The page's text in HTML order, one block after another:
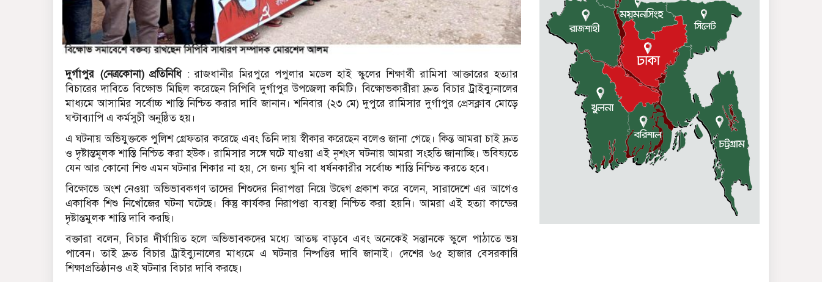
দুর্গাপুর (নেত্রকোনা) প্রতিনিধি: রাজধানীর মিরপুরে পপুলার মডেল হাই স্কুলের শিক্ষার্থী রামিসা আক্তারের হত্যার
বিচারের দাবিতে বিক্ষোভ মিছিল করেছেন সিপিবি দুর্গাপুর উপজেলা কমিটি। বিক্ষোভকারীরা দ্রুত বিচার ট্রাইব্যুনালের
মাধ্যমে আসামির সর্বোচ্চ শাস্তি নিশ্চিত করার দাবি জানান। শনিবার (২৩ মে) দুপুরে রামিসার দুর্গাপুর প্রেসক্লাব মোড়ে
ঘন্টাব্যাপি এ কর্মসুচী অনুষ্ঠিত হয়।
এ ঘটনায় অভিযুক্তকে পুলিশ গ্রেফতার করেছে এবং তিনি দায় স্বীকার করেছেন বলেও জানা গেছে। কিন্ত আমরা চাই দ্রুত
ও দৃষ্টান্তমূলক শাস্তি নিশ্চিত করা হউক। রামিসার সঙ্গে ঘটে যাওয়া এই নৃশংস ঘটনায় আমরা সংহতি জানাচ্ছি। ভবিষ্যতে
যেন আর কোনো শিশু এমন ঘটনার শিকার না হয়, সে জন্য খুনি বা ধর্ষনকারীর সর্বোচ্চ শাস্তি নিশ্চিত করতে হবে।
বিক্ষোভে অংশ নেওয়া অভিভাবকগণ তাদের শিশুদের নিরাপত্তা নিয়ে উদ্বেগ প্রকাশ করে বলেন, সারাদেশে এর আগেও
একাধিক শিশু নিখোঁজের ঘটনা ঘটেছে। কিন্তু কার্যকর নিরাপত্তা ব্যবস্থা নিশ্চিত করা হয়নি। আমরা এই হত্যা কান্ডের
দৃষ্টান্তমুলক শাস্তি দাবি করছি।
বক্তারা বলেন, বিচার দীর্ঘায়িত হলে অভিভাবকদের মধ্যে আতঙ্ক বাড়বে এবং অনেকেই সন্তানকে স্কুলে পাঠাতে ভয়
পাবেন। তাই দ্রুত বিচার ট্রাইব্যুনালের মাধ্যমে এ ঘটনার নিষ্পত্তির দাবি জানাই। দেশের ৬৫ হাজার বেসরকারি
শিক্ষাপ্রতিষ্ঠানও এই ঘটনার বিচার দাবি করছে।
সমাবেশ
দুর্গাপুরে কমরেড অনিমা সিংহের
জন্মবার্ষিকী পালিত
আমেরিকার নীল নকশা বাংলাদেশে
আঁকতে দেয়া হবে না – রুহীন
হোসেন প্রিন্স
শোষণমুক্ত সমাজ গড়ার শপথ নিন,
কাস্তে মার্কায় ভোট দিন
দুর্গাপুরে কমরেড মণি সিংহের
৩৫তম প্রয়াণ দিবস পালিত